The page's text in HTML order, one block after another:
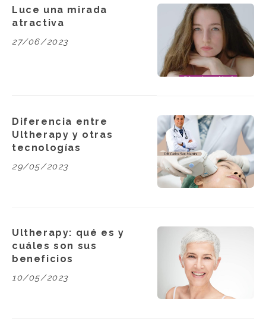
Luce una mirada
atractiva
27/06/2023
Diferencia entre
Ultherapy y otras
tecnologías
29/05/2023
Ultherapy: qué es y
cuáles son sus
beneficios
10/05/2023